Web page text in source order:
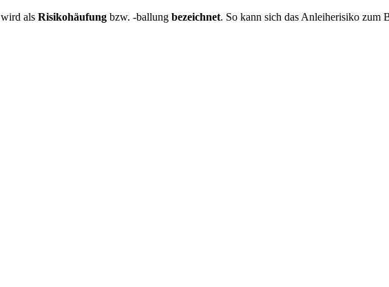
wird als Risikohäufung bzw. -ballung bezeichnet. So kann sich das Anleiherisiko zum